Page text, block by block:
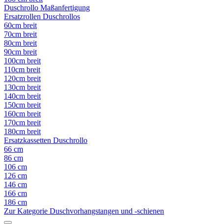
Duschrollo Maßanfertigung
Ersatzrollen Duschrollos
60cm breit
70cm breit
80cm breit
90cm breit
100cm breit
110cm breit
120cm breit
130cm breit
140cm breit
150cm breit
160cm breit
170cm breit
180cm breit
Ersatzkassetten Duschrollo
66 cm
86 cm
106 cm
126 cm
146 cm
166 cm
186 cm
Zur Kategorie Duschvorhangstangen und -schienen